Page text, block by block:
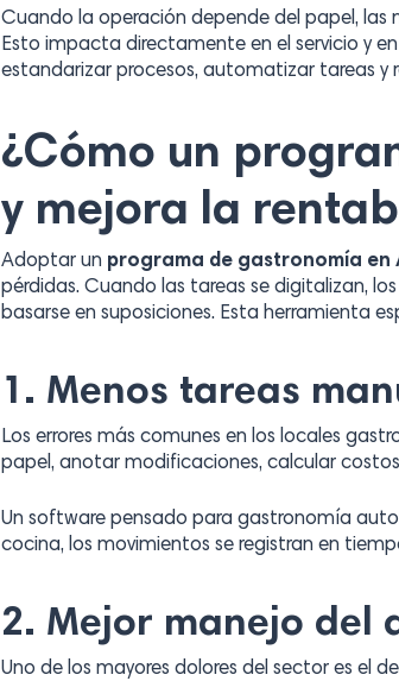
Cuando la operación depende del papel, las
Esto impacta directamente en el servicio y
estandarizar procesos, automatizar tareas
¿Cómo un
y mejora la
Adoptar un programa de gastronomía en
pérdidas. Cuando las tareas se digitalizan,
basarse en suposiciones. Esta herramienta
1. Menos tareas
Los errores más comunes en los locales
papel, anotar modificaciones, calcular
Un software pensado para gastronomía
cocina, los movimientos se registran en
2. Mejor manejo del
Uno de los mayores dolores del sector es el